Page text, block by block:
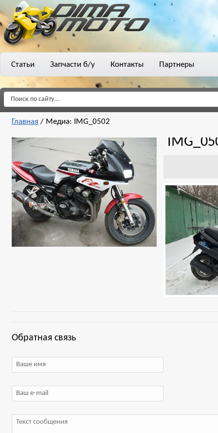
Статьи Запчасти б/у Контакты Партнеры
Главная / Медиа: IMG_0502
Обратная связь